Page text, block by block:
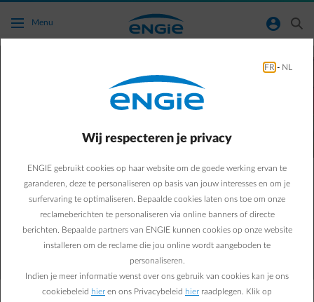
Ga naar de hoofdinhoud
Menu normal-account-circle search
Een lagere energiefactuur start bij een
goede gewoonte
jou! Maar ken je ook de impact op je budget?
Maak vandaag nog een goede gewoonte van de
Check&Saveen krijg inzicht in je verbruik en
factuur. Want zobespaar je tot dubbel* zoveel
energie.
Start nu de Check&Save
FR - NL
Wij respecteren je privacy
ENGIE gebruikt cookies op haar website om de goede werking ervan te
garanderen, deze te personaliseren op basis van jouw interesses en om je
surfervaring te optimaliseren. Bepaalde cookies laten ons toe om onze
reclameberichten te personaliseren via online banners of directe
berichten. Bepaalde partners van ENGIE kunnen cookies op onze website
installeren om de reclame die jou online wordt aangeboden te
personaliseren.
Indien je meer informatie wenst over ons gebruik van cookies kan je ons
cookiebeleid hier en ons Privacybeleid hier raadplegen. Klik op